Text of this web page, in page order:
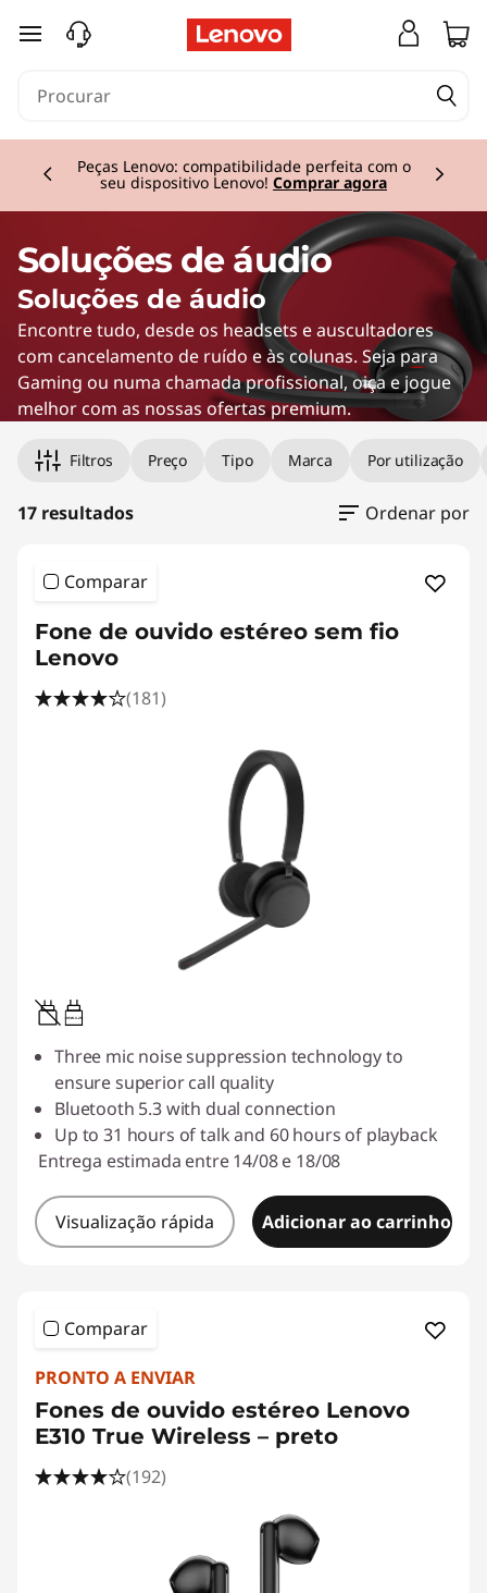
Á
o
saltar para o conteúdo principal
Peças Lenovo: compatibilidade perfeita com o
seu dispositivo Lenovo! Comprar agora
Soluções de áudio
Soluções de áudio
Encontre tudo, desde os headsets e auscultadores
com cancelamento de ruído e às colunas. Seja para
Gaming ou numa chamada profissional, oiça e jogue
melhor com as nossas ofertas premium.
Filtros Preço Tipo Marca Por utilização
17 resultados Ordenar por
Comparar
Fone de ouvido estéreo sem fio
Lenovo
(181)
0.95W-3.25W
Three mic noise suppression technology to
ensure superior call quality
Bluetooth 5.3 with dual connection
Up to 31 hours of talk and 60 hours of playback
Entrega estimada entre 14/08 e 18/08
Visualização rápida Adicionar ao carrinho
Comparar
PRONTO A ENVIAR
Fones de ouvido estéreo Lenovo
E310 True Wireless – preto
(192)